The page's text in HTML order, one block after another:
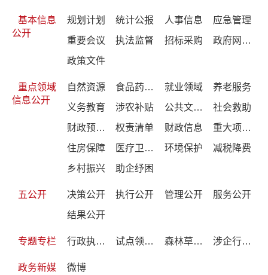
基本信息
公开
规划计划 统计公报 人事信息
应急管理
重要会议
执法监督 招标采购
政府网站年度报表
政策文件
重点领域
信息公开
自然资源 食品药品监管 就业领域
养老服务
义务教育
涉农补贴 公共文化服务
社会救助
财政预决算公开
权责清单 财政信息
重大项目建设
住房保障
医疗卫生和疫情防控 环境保护
减税降费
乡村振兴
助企纾困
五公开 决策公开 执行公开 管理公开
服务公开
结果公开
专题专栏 行政执法专栏 试点领域基层政务公开标准目录编制 森林草原防灭火专项整治工作专栏 涉企行政检查公示专栏
政务新媒
微博